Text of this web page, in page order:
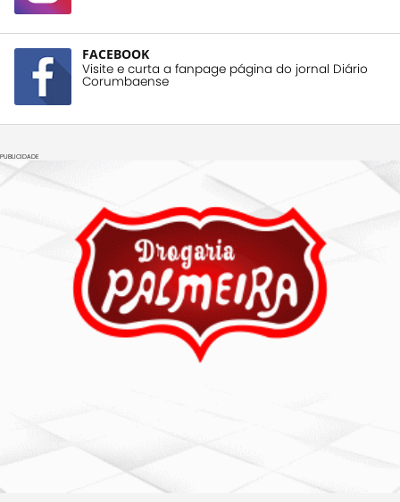
FACEBOOK
Visite e curta a fanpage página do jornal Diário
Corumbaense
PUBLICIDADE